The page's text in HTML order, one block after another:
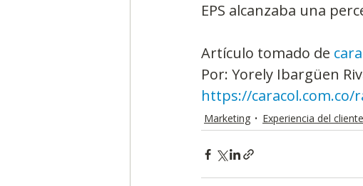
EPS alcanzaba una
Artículo tomado de
Por: Yorely Ibargüen
https://caracol.com.co/
Marketing Experiencia del cliente